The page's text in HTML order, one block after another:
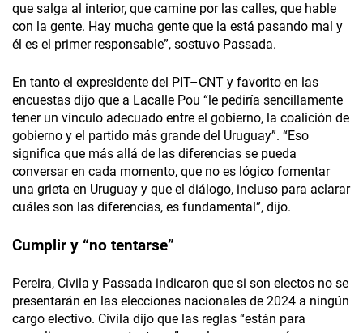
que salga al interior, que camine por las calles, que hable
con la gente. Hay mucha gente que la está pasando mal y
él es el primer responsable”, sostuvo Passada.
En tanto el expresidente del PIT–CNT y favorito en las
encuestas dijo que a Lacalle Pou “le pediría sencillamente
tener un vínculo adecuado entre el gobierno, la coalición de
gobierno y el partido más grande del Uruguay”. “Eso
significa que más allá de las diferencias se pueda
conversar en cada momento, que no es lógico fomentar
una grieta en Uruguay y que el diálogo, incluso para aclarar
cuáles son las diferencias, es fundamental”, dijo.
Cumplir y “no tentarse”
Pereira, Civila y Passada indicaron que si son electos no se
presentarán en las elecciones nacionales de 2024 a ningún
cargo electivo. Civila dijo que las reglas “están para